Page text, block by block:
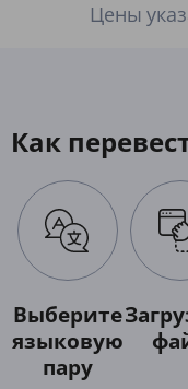
Цены
Как
Выберите
языковую
пару